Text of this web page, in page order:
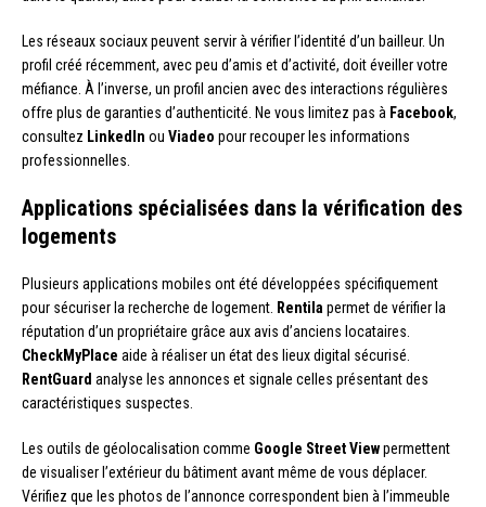
Les réseaux sociaux peuvent servir à vérifier l’identité d’un bailleur. Un
profil créé récemment, avec peu d’amis et d’activité, doit éveiller votre
méfiance. À l’inverse, un profil ancien avec des interactions régulières
offre plus de garanties d’authenticité. Ne vous limitez pas à Facebook,
consultez LinkedIn ou Viadeo pour recouper les informations
professionnelles.
Applications spécialisées dans la vérification des
logements
Plusieurs applications mobiles ont été développées spécifiquement
pour sécuriser la recherche de logement. Rentila permet de vérifier la
réputation d’un propriétaire grâce aux avis d’anciens locataires.
CheckMyPlace aide à réaliser un état des lieux digital sécurisé.
RentGuard analyse les annonces et signale celles présentant des
caractéristiques suspectes.
Les outils de géolocalisation comme Google Street Viewpermettent
de visualiser l’extérieur du bâtiment avant même de vous déplacer.
Vérifiez que les photos de l’annonce correspondent bien à l’immeuble